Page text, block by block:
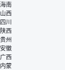
海南
山西
四川
陕西
贵州
安徽
广西
内蒙